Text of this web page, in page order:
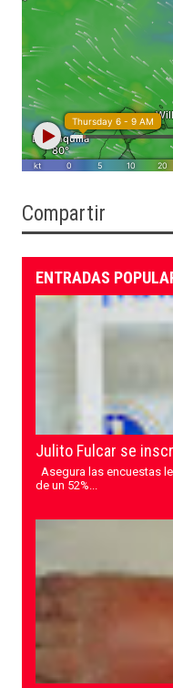
Compartir
ENTRADAS
Julito Fulcar se
Asegura las encuestas
de un 52%...